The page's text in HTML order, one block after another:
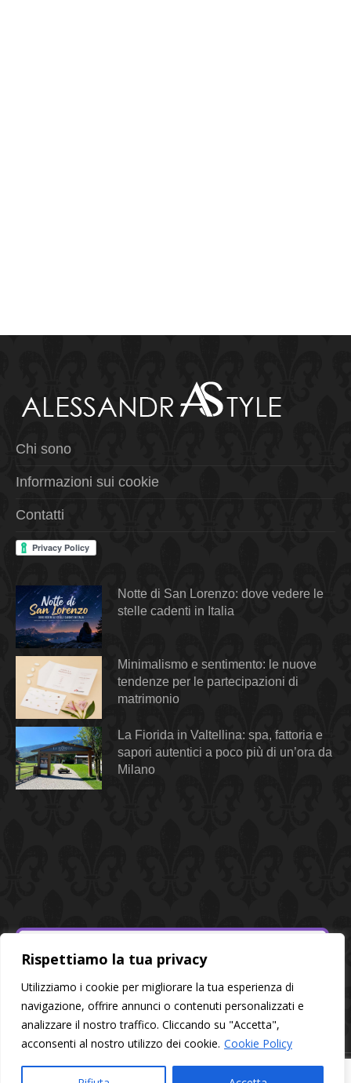
Rispettiamo la tua privacy
Utilizziamo i cookie per migliorare la tua esperienza di
navigazione, offrire annunci o contenuti personalizzati e
analizzare il nostro traffico. Cliccando su "Accetta",
acconsenti al nostro utilizzo dei cookie. Cookie Policy
Chi sono
Informazioni sui cookie
Contatti
Notte di San Lorenzo: dove vedere le
stelle cadenti in Italia
Minimalismo e sentimento: le nuove
tendenze per le partecipazioni di
matrimonio
La Fiorida in Valtellina: spa, fattoria e
sapori autentici a poco più di un’ora da
Milano
© 2026 Alessandra Style - All rights reserved | P.I. 02320600568